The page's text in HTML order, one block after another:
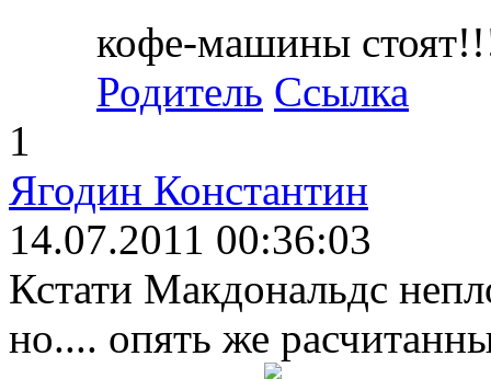
кофе-машины
Родитель Ссылка
1
Ягодин Константин
14.07.2011 00:36:03
Кстати Макдональдс
но.... опять же